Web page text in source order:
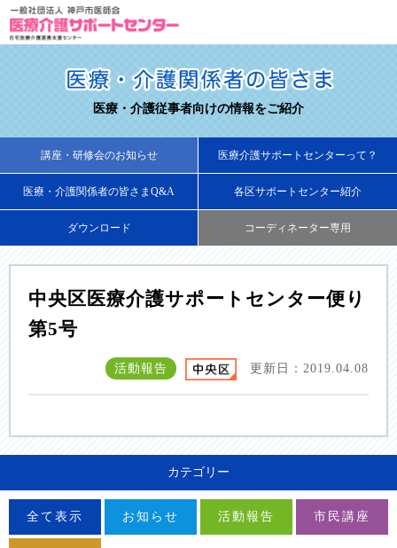
医療・介護従事者向けの情報をご紹介
講座・研修会のお知らせ 医療介護サポートセンターって？
医療・介護関係者の皆さまQ&A 各区サポートセンター紹介
ダウンロード コーディネーター専用
中央区医療介護サポートセンター便り
第5号
活動報告 更新日：2019.04.08
カテゴリー
全て表示 お知らせ 活動報告 市民講座